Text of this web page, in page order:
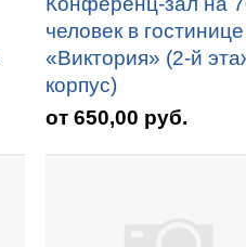
человек в гостинице
«Виктория» (2-й
корпус)
от 650,00 руб.